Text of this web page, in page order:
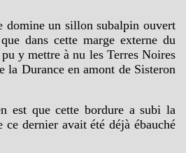
domine un sillon subalpin ouvert
dans cette marge externe du
y mettre à nu les Terres Noires
Durance en amont de Sisteron
est que cette bordure a subi la
dernier avait été déjà ébauché